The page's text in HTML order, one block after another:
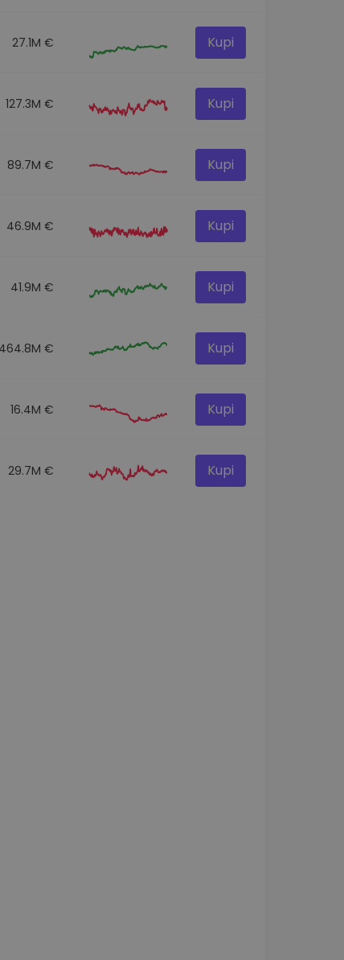
27.1M € Kupi
127.3M € Kupi
89.7M € Kupi
46.9M € Kupi
41.9M € Kupi
464.8M € Kupi
16.4M € Kupi
29.7M € Kupi